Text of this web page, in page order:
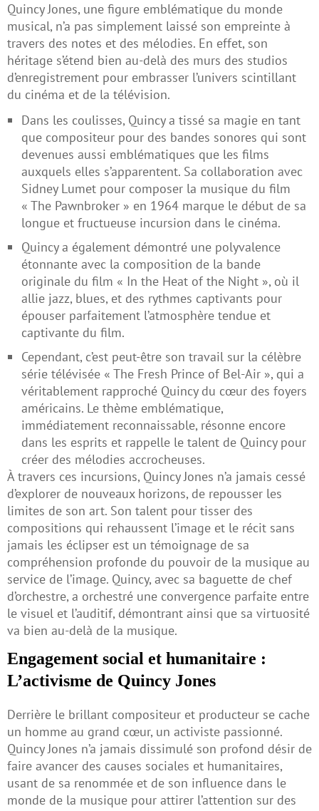
Quincy Jones, une figure emblématique du monde
musical, n’a pas simplement laissé son empreinte à
travers des notes et des mélodies. En effet, son
héritage s’étend bien au-delà des murs des studios
d’enregistrement pour embrasser l’univers scintillant
du cinéma et de la télévision.
Dans les coulisses, Quincy a tissé sa magie en tant
que compositeur pour des bandes sonores qui sont
devenues aussi emblématiques que les films
auxquels elles s’apparentent. Sa collaboration avec
Sidney Lumet pour composer la musique du film
« The Pawnbroker » en 1964 marque le début de sa
longue et fructueuse incursion dans le cinéma.
Quincy a également démontré une polyvalence
étonnante avec la composition de la bande
originale du film « In the Heat of the Night », où il
allie jazz, blues, et des rythmes captivants pour
épouser parfaitement l’atmosphère tendue et
captivante du film.
Cependant, c’est peut-être son travail sur la célèbre
série télévisée « The Fresh Prince of Bel-Air », qui a
véritablement rapproché Quincy du cœur des foyers
américains. Le thème emblématique,
immédiatement reconnaissable, résonne encore
dans les esprits et rappelle le talent de Quincy pour
créer des mélodies accrocheuses.
À travers ces incursions, Quincy Jones n’a jamais cessé
d’explorer de nouveaux horizons, de repousser les
limites de son art. Son talent pour tisser des
compositions qui rehaussent l’image et le récit sans
jamais les éclipser est un témoignage de sa
compréhension profonde du pouvoir de la musique au
service de l’image. Quincy, avec sa baguette de chef
d’orchestre, a orchestré une convergence parfaite entre
le visuel et l’auditif, démontrant ainsi que sa virtuosité
va bien au-delà de la musique.
Engagement social et humanitaire :
L’activisme de Quincy Jones
Derrière le brillant compositeur et producteur se cache
un homme au grand cœur, un activiste passionné.
Quincy Jones n’a jamais dissimulé son profond désir de
faire avancer des causes sociales et humanitaires,
usant de sa renommée et de son influence dans le
monde de la musique pour attirer l’attention sur des